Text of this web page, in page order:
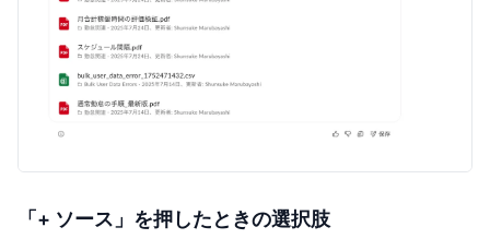
「+ ソース」を押したときの選択肢